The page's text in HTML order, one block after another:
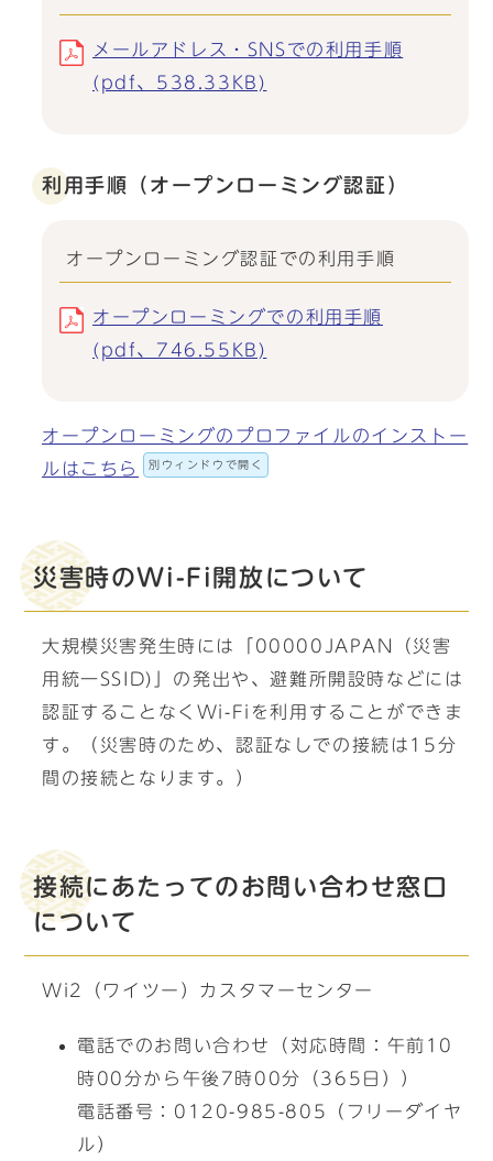
メールアドレス・SNSでの利用手順
(pdf、538.33KB)
利用手順（オープンローミング認証）
オープンローミング認証での利用手順
オープンローミングでの利用手順
(pdf、746.55KB)
オープンローミングのプロファイルのインストー
ルはこちら
別ウィンドウで開く
災害時のWi-Fi開放について
大規模災害発生時には「00000JAPAN（災害
用統一SSID)」の発出や、避難所開設時などには
認証することなくWi-Fiを利用することができま
す。（災害時のため、認証なしでの接続は15分
間の接続となります。）
接続にあたってのお問い合わせ窓口
について
Wi2（ワイツー）カスタマーセンター
電話でのお問い合わせ（対応時間：午前10
時00分から午後7時00分（365日））
電話番号：0120-985-805（フリーダイヤ
ル）